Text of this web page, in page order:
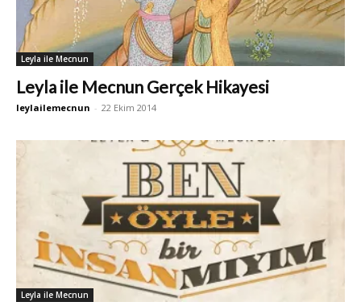
Leyla ile Mecnun
Leyla ile Mecnun Gerçek Hikayesi
leylailemecnun - 22 Ekim 2014
Leyla ile Mecnun